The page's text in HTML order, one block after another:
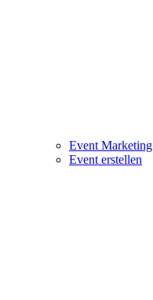
Event Marketing
Event erstellen